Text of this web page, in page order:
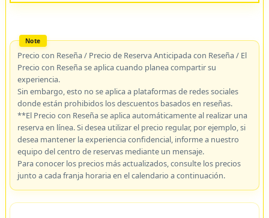
Precio con Reseña / Precio de Reserva Anticipada con Reseña / El
Precio con Reseña se aplica cuando planea compartir su
experiencia.
Sin embargo, esto no se aplica a plataformas de redes sociales
donde están prohibidos los descuentos basados en reseñas.
**El Precio con Reseña se aplica automáticamente al realizar una
reserva en línea. Si desea utilizar el precio regular, por ejemplo, si
desea mantener la experiencia confidencial, informe a nuestro
equipo del centro de reservas mediante un mensaje.
Para conocer los precios más actualizados, consulte los precios
junto a cada franja horaria en el calendario a continuación.